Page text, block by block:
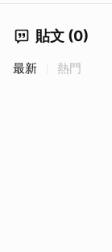
貼文 (0)
最新 熱門